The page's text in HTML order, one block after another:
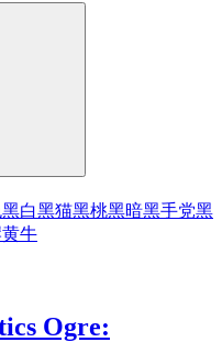
黑白黑猫黑桃黑暗黑手党黑
黄牛
Ogre: